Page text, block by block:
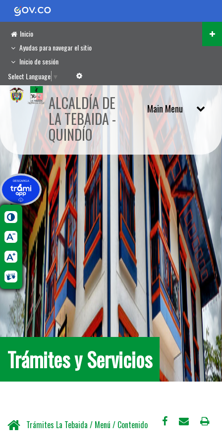
Inicio
Ayudas para navegar el sitio
Inicio de sesión
Select Language ▼
ALCALDÍA DE
LA TEBAIDA -
QUINDÍO
Trámites y Servicios
Trámites La Tebaida / Menú / Contenido
DESCARGA